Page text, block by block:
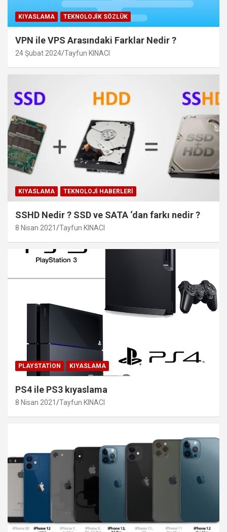
KIYASLAMA TEKNOLOJIK SÖZLÜK
VPN ile VPS Arasındaki Farklar Nedir ?
24 Şubat 2024 Tayfun KINACI
KIYASLAMA TEKNOLOJI HABERLERI
SSHD Nedir ? SSD ve SATA ‘dan farkı nedir ?
8 Nisan 2021 Tayfun KINACI
PLAYSTATION KIYASLAMA
PS4 ile PS3 kıyaslama
8 Nisan 2021 Tayfun KINACI